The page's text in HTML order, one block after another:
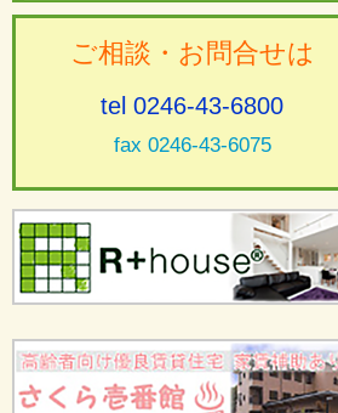
ご相談・お問合せは
tel 0246-43-6800
fax 0246-43-6075